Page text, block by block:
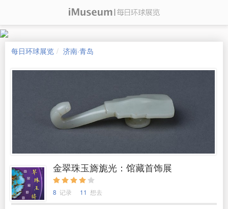
每日环球展览 济南·青岛
金翠珠玉旖旎光：馆藏首饰展
8 记录 11 想去